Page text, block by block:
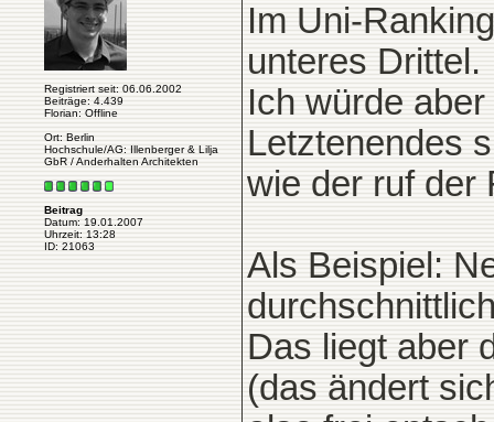
Registriert seit: 06.06.2002
Beiträge: 4.439
Florian: Offline
Ort: Berlin
Hochschule/AG: Illenberger & Lilja
GbR / Anderhalten Architekten
Beitrag
Datum: 19.01.2007
Uhrzeit: 13:28
ID: 21063
Im Uni-
unteres Drittel.
Ich würde
Letztenendes
wie der ruf der
Als Beispiel:
Das liegt aber
(das ändert